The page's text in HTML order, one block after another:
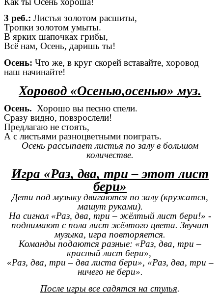
3 реб.: Листья золотом расшиты,
Тропки золотом умыты.
В ярких шапочках грибы,
Всё нам, Осень, даришь ты!
Осень: Что же, в круг скорей вставайте, хоровод
наш начинайте!
Хоровод «Осенью,осенью» муз.
Осень. Хорошо вы песню спели.
Сразу видно, повзрослели!
Предлагаю не стоять,
А с листьями разноцветными поиграть.
Осень рассыпает листья по залу в большом
количестве.
Игра «Раз, два, три – этот лист
бери»
Дети под музыку двигаются по залу (кружатся,
машут руками).
На сигнал «Раз, два, три – жёлтый лист бери!» -
поднимают с пола лист жёлтого цвета. Звучит
музыка, игра повторяется.
Команды подаются разные: «Раз, два, три –
красный лист бери»,
«Раз, два, три – два листа бери», «Раз, два, три –
ничего не бери».
После игры все садятся на стулья.